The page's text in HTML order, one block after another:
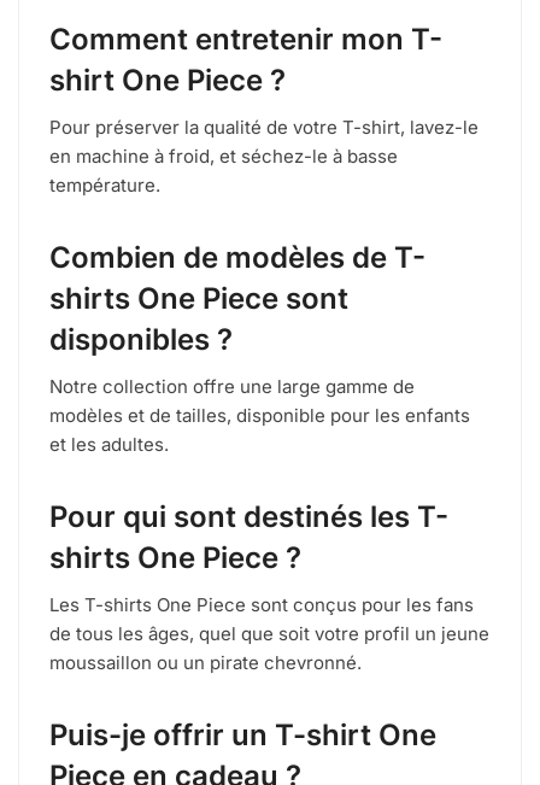
Comment entretenir mon T-
shirt One Piece ?
Pour préserver la qualité de votre T-shirt, lavez-le
en machine à froid, et séchez-le à basse
température.
Combien de modèles de T-
shirts One Piece sont
disponibles ?
Notre collection offre une large gamme de
modèles et de tailles, disponible pour les enfants
et les adultes.
Pour qui sont destinés les T-
shirts One Piece ?
Les T-shirts One Piece sont conçus pour les fans
de tous les âges, quel que soit votre profil un jeune
moussaillon ou un pirate chevronné.
Puis-je offrir un T-shirt One
Piece en cadeau ?